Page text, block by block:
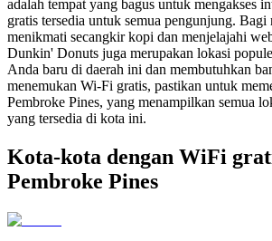
adalah tempat yang bagus untuk mengakses
gratis tersedia untuk semua pengunjung.
menikmati secangkir kopi dan menjelajahi
Dunkin' Donuts juga merupakan lokasi
Anda baru di daerah ini dan membutuhkan
menemukan Wi-Fi gratis, pastikan untuk
Pembroke Pines, yang menampilkan semua
yang tersedia di kota ini.
Kota-kota dengan WiFi
Pembroke Pines